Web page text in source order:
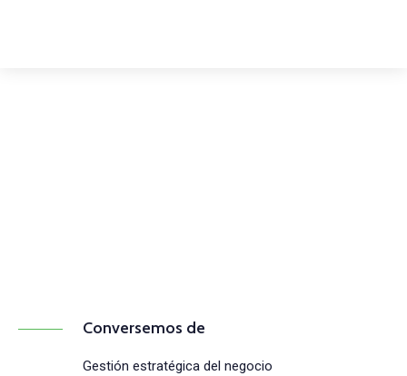
Conversemos de
Gestión estratégica del negocio